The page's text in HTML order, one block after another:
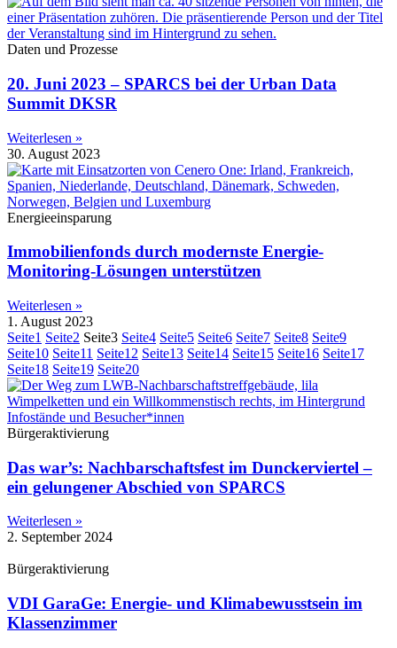
Daten und Prozesse
20. Juni 2023 – SPARCS bei der Urban Data
Summit DKSR
Weiterlesen »
30. August 2023
Energieeinsparung
Immobilienfonds durch modernste Energie-
Monitoring-Lösungen unterstützen
Weiterlesen »
1. August 2023
Seite1 Seite2 Seite3 Seite4 Seite5 Seite6 Seite7 Seite8 Seite9
Seite10 Seite11 Seite12 Seite13 Seite14 Seite15 Seite16 Seite17
Seite18 Seite19 Seite20
Bürgeraktivierung
Das war’s: Nachbarschaftsfest im Dunckerviertel –
ein gelungener Abschied von SPARCS
Weiterlesen »
2. September 2024
Bürgeraktivierung
VDI GaraGe: Energie- und Klimabewusstsein im
Klassenzimmer